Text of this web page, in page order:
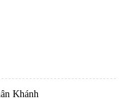
Khánh